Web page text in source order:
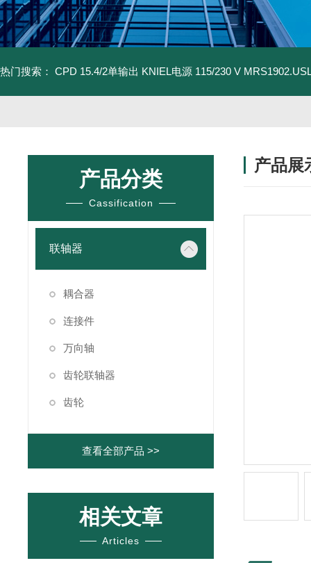
热门搜索： CPD 15.4/2单输出 KNIEL电源 115/230 V
产品分类
Cassification
联轴器
耦合器
连接件
万向轴
齿轮联轴器
齿轮
查看全部产品 >>
相关文章
Articles
产品展